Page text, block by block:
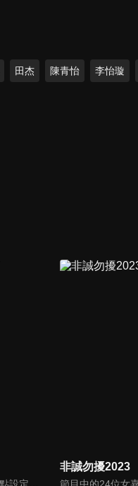
田杰 陳青怡 李怡璇
非誠勿擾2023